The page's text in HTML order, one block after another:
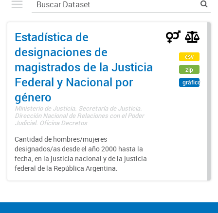
Estadística de
designaciones de
magistrados de la Justicia
Federal y Nacional por
género
Ministerio de Justicia. Secretaría de Justicia.
Dirección Nacional de Relaciones con el Poder
Judicial. Oficina Decretos
Cantidad de hombres/mujeres
designados/as desde el año 2000 hasta la
fecha, en la justicia nacional y de la justicia
federal de la República Argentina.
csv
zip
gráfico